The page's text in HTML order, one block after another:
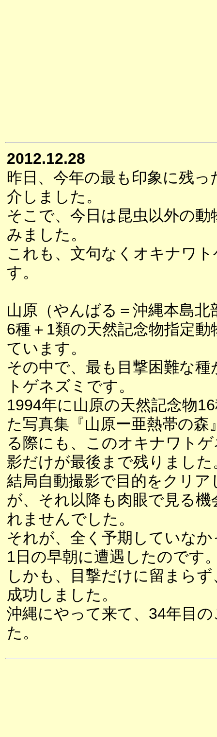
2012.12.28
昨日、今年の最も印象に残っ
介しました。
そこで、今日は昆虫以外の動
みました。
これも、文句なくオキナワ
す。
山原（やんばる＝沖縄本島北
6種＋1類の天然記念物指定動
ています。
その中で、最も目撃困難な
トゲネズミです。
1994年に山原の天然記念物
た写真集『山原ー亜熱帯の森
る際にも、このオキナワト
影だけが最後まで残りました
結局自動撮影で目的をクリア
が、それ以降も肉眼で見る機
れませんでした。
それが、全く予期していな
1日の早朝に遭遇したのです
しかも、目撃だけに留まら
成功しました。
沖縄にやって来て、34年目
た。